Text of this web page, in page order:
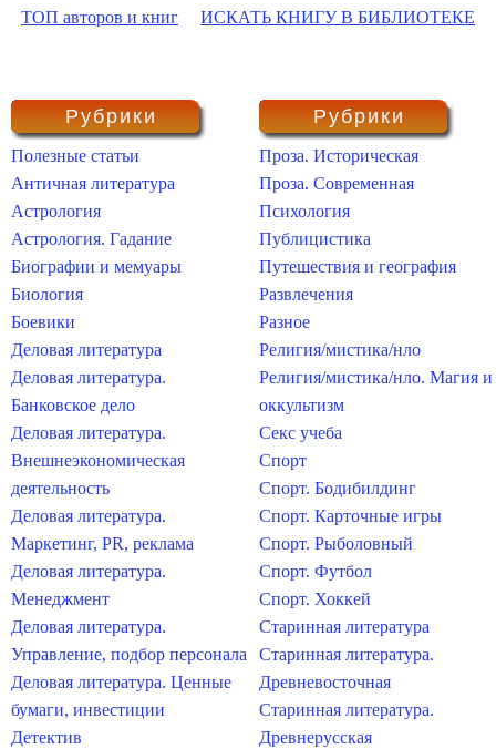
ТОП авторов и книг ИСКАТЬ КНИГУ В БИБЛИОТЕКЕ
Рубрики
Полезные статьи
Античная литература
Астрология
Астрология. Гадание
Биографии и мемуары
Биология
Боевики
Деловая литература
Деловая литература.
Банковское дело
Деловая литература.
Внешнеэкономическая
деятельность
Деловая литература.
Маркетинг, PR, реклама
Деловая литература.
Менеджмент
Деловая литература.
Управление, подбор персонала
Деловая литература. Ценные
бумаги, инвестиции
Детектив
Рубрики
Проза. Историческая
Проза. Современная
Психология
Публицистика
Путешествия и география
Развлечения
Разное
Религия/мистика/нло
Религия/мистика/нло. Магия и
оккультизм
Секс учеба
Спорт
Спорт. Бодибилдинг
Спорт. Карточные игры
Спорт. Рыболовный
Спорт. Футбол
Спорт. Хоккей
Старинная литература
Старинная литература.
Древневосточная
Старинная литература.
Древнерусская